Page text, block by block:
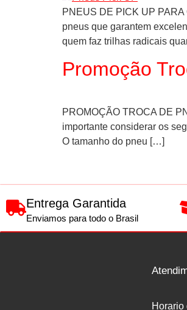
PNEUS DE PICK UP
pneus que garantem
quem faz trilhas radicais
Promoção
PROMOÇÃO TROCA DE
importante considerar os
O tamanho do pneu […]
Entrega Garantida
Enviamos para todo o Brasil
Horario